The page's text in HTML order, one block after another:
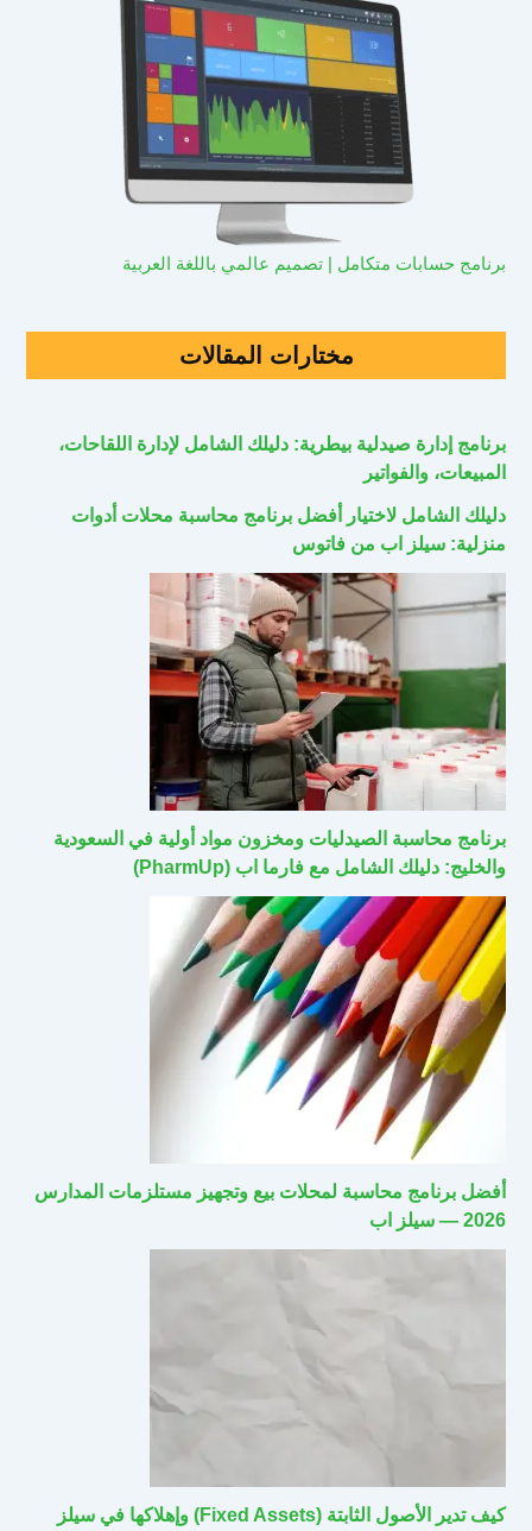
برنامج حسابات متكامل | تصميم عالمي باللغة العربية
مختارات المقالات
برنامج إدارة صيدلية بيطرية: دليلك الشامل لإدارة اللقاحات،
المبيعات، والفواتير
دليلك الشامل لاختيار أفضل برنامج محاسبة محلات أدوات
منزلية: سيلز اب من فاتوس
برنامج محاسبة الصيدليات ومخزون مواد أولية في السعودية
والخليج: دليلك الشامل مع فارما اب (PharmUp)
أفضل برنامج محاسبة لمحلات بيع وتجهيز مستلزمات المدارس
2026 — سيلز اب
كيف تدير الأصول الثابتة (Fixed Assets) وإهلاكها في سيلز